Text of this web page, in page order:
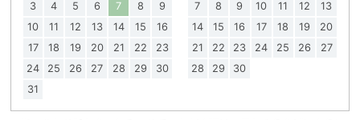
3
4 5 6 7 8
9
10
11 12 13 14 15
16
17
18 19 20 21 22
23
24
25 26 27 28 29
30
31
7
8 9 10 11 12
13
14
15 16 17 18 19
20
21
22 23 24 25 26
27
28
29 30